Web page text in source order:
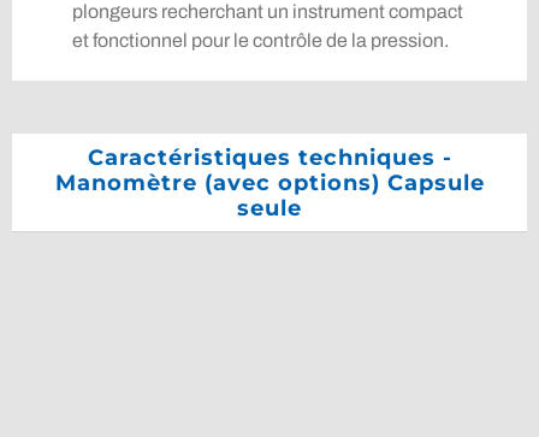
plongeurs recherchant un instrument compact
et fonctionnel pour le contrôle de la pression.
Caractéristiques techniques -
Manomètre (avec options) Capsule
seule